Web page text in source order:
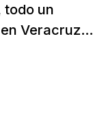
todo un
Veracruz...